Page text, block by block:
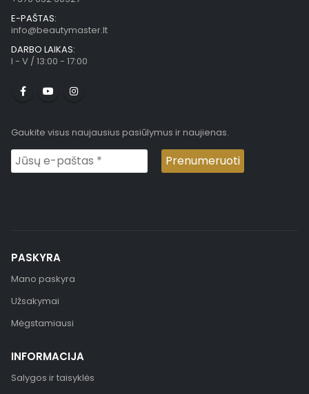
E-PAŠTAS:
info@beautymaster.lt
DARBO LAIKAS:
I - V / 13:00 - 17:00
Gaukite visus naujausius pasiūlymus ir naujienas.
PASKYRA
Mano paskyra
Užsakymai
Mėgstamiausi
INFORMACIJA
Salygos ir taisyklės